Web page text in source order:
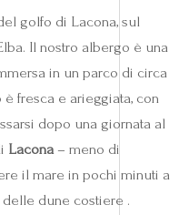
golfo di Lacona, sul
Il nostro albergo è una
in un parco di circa
è fresca e arieggiata, con
dopo una giornata al
Lacona– meno di
il mare in pochi minuti a
delle dune costiere .